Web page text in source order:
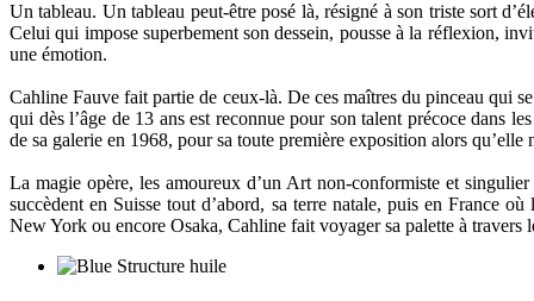
Un tableau. Un tableau peut-être posé là, résigné à son triste sort
Celui qui impose superbement son dessein, pousse à la réflexion,
une émotion.
Cahline Fauve fait partie de ceux-là. De ces maîtres du pinceau qui
qui dès l’âge de 13 ans est reconnue pour son talent précoce dans
de sa galerie en 1968, pour sa toute première exposition alors qu’elle
La magie opère, les amoureux d’un Art non-conformiste et
succèdent en Suisse tout d’abord, sa terre natale, puis en France
New York ou encore Osaka, Cahline fait voyager sa palette à